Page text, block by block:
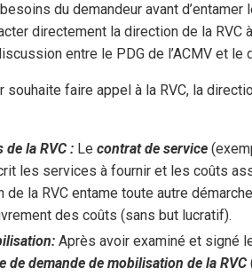
du demandeur avant
directement la direction de la RVC
entre le PDG de l’ACMV et le
souhaite faire appel à la RVC, la
la RVC : Le contrat de service
les services à fournir et les coûts
la RVC entame toute autre
des coûts (sans but lucratif).
: Après avoir examiné et signé
de demande de mobilisation de la RVC